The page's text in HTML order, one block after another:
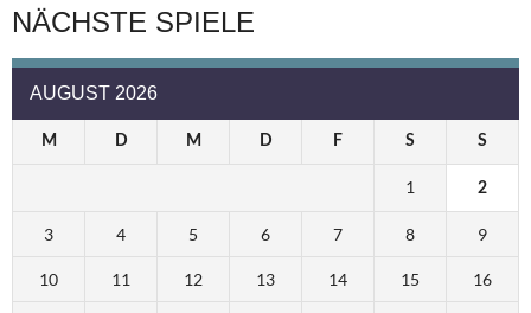
NÄCHSTE SPIELE
AUGUST 2026
M D M D F S S
1 2
3 4 5 6 7 8 9
10 11 12 13 14 15 16